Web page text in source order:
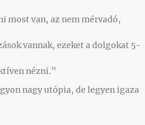
most van, az nem mérvadó,
vannak, ezeket a dolgokat 5-
nézni.”
nagy utópia, de legyen igaza